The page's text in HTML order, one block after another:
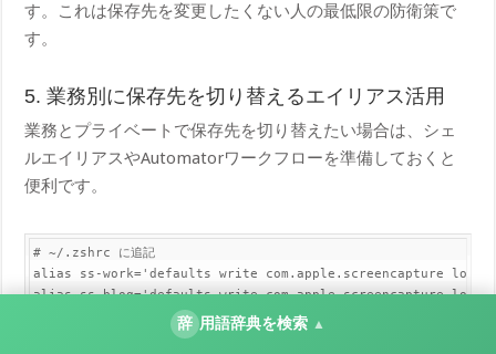
す。これは保存先を変更したくない人の最低限の防衛策で
す。
5. 業務別に保存先を切り替えるエイリアス活用
業務とプライベートで保存先を切り替えたい場合は、シェ
ルエイリアスやAutomatorワークフローを準備しておくと
便利です。
# ~/.zshrc に追記
alias ss-work='default​s write com.apple.screencapture
alias ss-blog='default​s write com.apple.screencapture
辞 用語辞典を検索 ▲